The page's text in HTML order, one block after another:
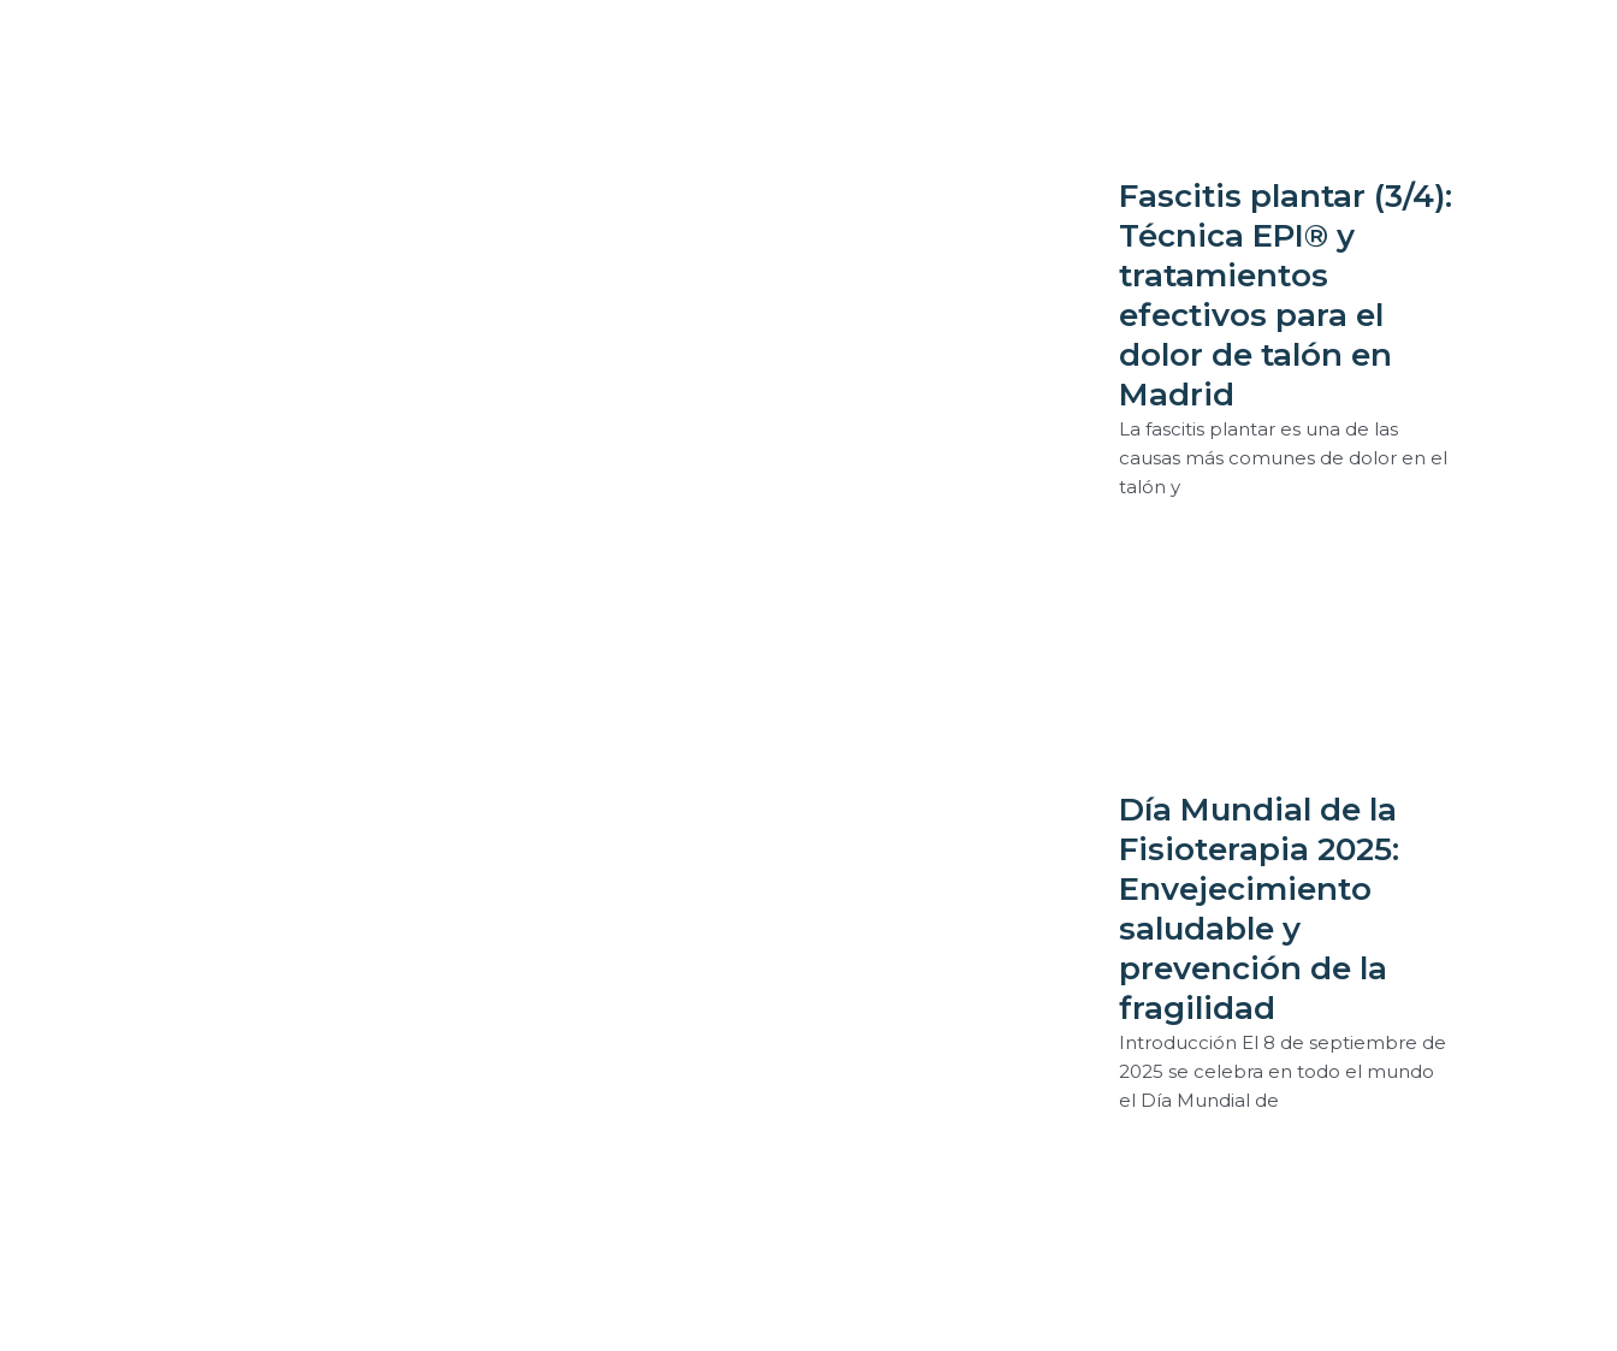
Fascitis plantar (3/4):
Técnica EPI® y
tratamientos
efectivos para el
dolor de talón en
Madrid
La fascitis plantar es una de las
causas más comunes de dolor en el
talón y
Día Mundial de la
Fisioterapia 2025:
Envejecimiento
saludable y
prevención de la
fragilidad
Introducción El 8 de septiembre de
2025 se celebra en todo el mundo
el Día Mundial de